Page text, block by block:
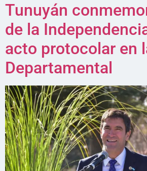
Tunuyán
de la
acto protocolar en
Departamental